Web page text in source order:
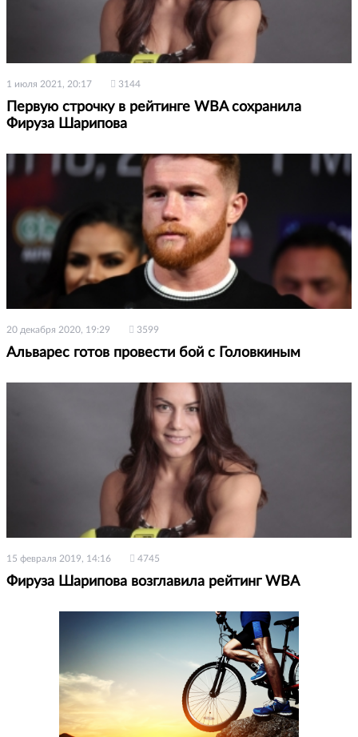
1 июля 2021, 20:17 3144
Первую строчку в рейтинге WBA сохранила
Фируза Шарипова
20 декабря 2020, 19:29 3599
Альварес готов провести бой с Головкиным
15 февраля 2019, 14:16 4745
Фируза Шарипова возглавила рейтинг WBA